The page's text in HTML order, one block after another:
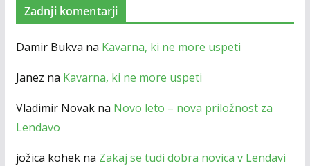
Zadnji komentarji
Damir Bukva na Kavarna, ki ne more uspeti
Janez na Kavarna, ki ne more uspeti
Vladimir Novakna Novo leto – nova priložnost za
Lendavo
jožica kohekna Zakaj se tudi dobra novica v Lendavi